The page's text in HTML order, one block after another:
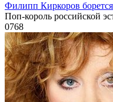
Филипп Киркоров
Поп-король российской
0768